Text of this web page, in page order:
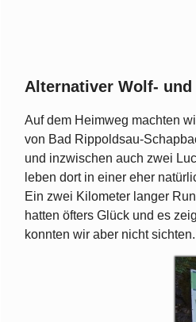
Alternativer Wolf-
Auf dem Heimweg machten
von Bad Rippoldsau-
und inzwischen auch zwei
leben dort in einer eher
Ein zwei Kilometer langer
hatten öfters Glück und es
konnten wir aber nicht